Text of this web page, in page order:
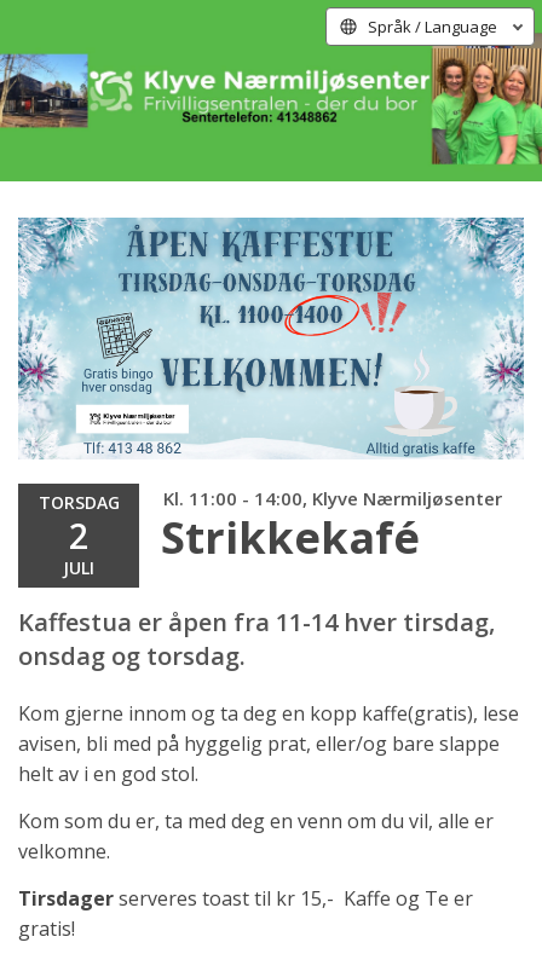
Språk / Language
TORSDAG
2
JULI
Kl. 11:00 - 14:00, Klyve Nærmiljøsenter
Strikkekafé
Kaffestua er åpen fra 11-14 hver tirsdag,
onsdag og torsdag.
Kom gjerne innom og ta deg en kopp kaffe(gratis), lese
avisen, bli med på hyggelig prat, eller/og bare slappe
helt av i en god stol.
Kom som du er, ta med deg en venn om du vil, alle er
velkomne.
Tirsdagerserveres toast til kr 15,- Kaffe og Te er
gratis!